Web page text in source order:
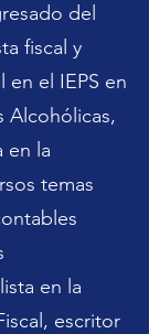
del
fiscal y
en el IEPS en
Alcohólicas,
en la
temas
en la
escritor